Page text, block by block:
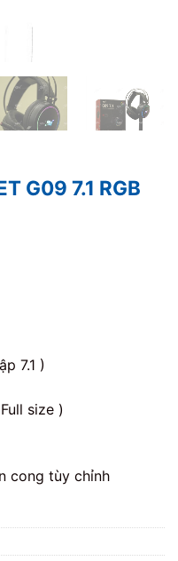
G09 7.1 RGB
7.1 )
size )
cong tùy chỉnh